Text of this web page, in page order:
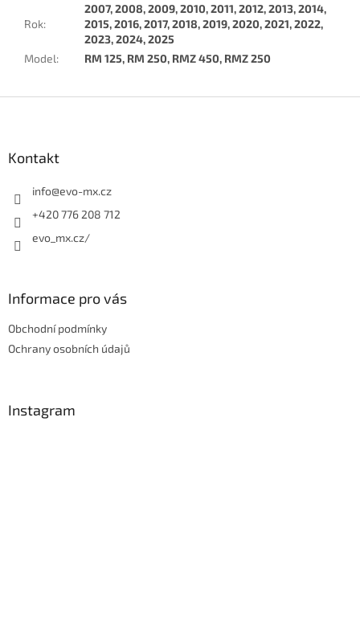
Rok:
2007, 2008, 2009, 2010, 2011, 2012, 2013, 2014,
2015, 2016, 2017, 2018, 2019, 2020, 2021, 2022,
2023, 2024, 2025
Model: RM 125, RM 250, RMZ 450, RMZ 250
Kontakt
info@evo-mx.cz
+420 776 208 712
evo_mx.cz/
Informace pro vás
Obchodní podmínky
Ochrany osobních údajů
Instagram